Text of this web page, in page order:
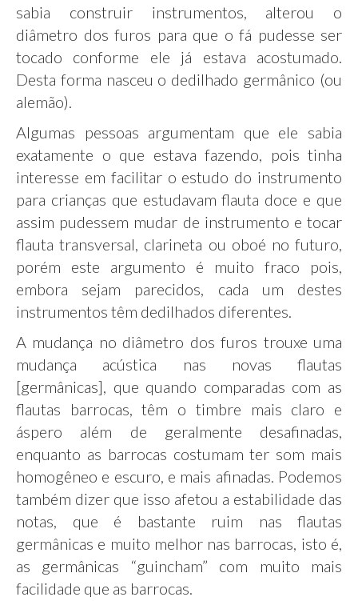
sabia construir instrumentos, alterou o
diâmetro dos furos para que o fá pudesse ser
tocado conforme ele já estava acostumado.
Desta forma nasceu o dedilhado germânico (ou
alemão).
Algumas pessoas argumentam que ele sabia
exatamente o que estava fazendo, pois tinha
interesse em facilitar o estudo do instrumento
para crianças que estudavam flauta doce e que
assim pudessem mudar de instrumento e tocar
flauta transversal, clarineta ou oboé no futuro,
porém este argumento é muito fraco pois,
embora sejam parecidos, cada um destes
instrumentos têm dedilhados diferentes.
A mudança no diâmetro dos furos trouxe uma
mudança acústica nas novas flautas
[germânicas], que quando comparadas com as
flautas barrocas, têm o timbre mais claro e
áspero além de geralmente desafinadas,
enquanto as barrocas costumam ter som mais
homogêneo e escuro, e mais afinadas. Podemos
também dizer que isso afetou a estabilidade das
notas, que é bastante ruim nas flautas
germânicas e muito melhor nas barrocas, isto é,
as germânicas “guincham” com muito mais
facilidade que as barrocas.